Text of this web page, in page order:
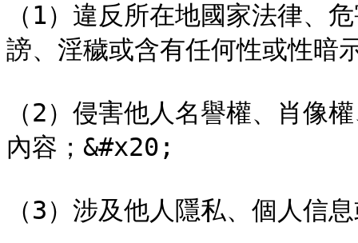
（1）違反所在地國家法律、
謗、淫穢或含有任何性或性暗
（2）侵害他人名譽權、肖像
內容；&#x20;
（3）涉及他人隱私、個人信